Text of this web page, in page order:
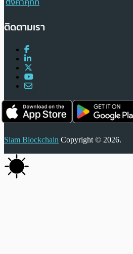
ติดตามเรา
Siam Blockchain Copyright © 2026.